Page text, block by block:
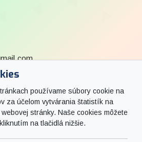
používame súbory cookie na
za účelom vytvárania štatistík na
stránky. Naše cookies môžete
na tlačidlá nižšie.